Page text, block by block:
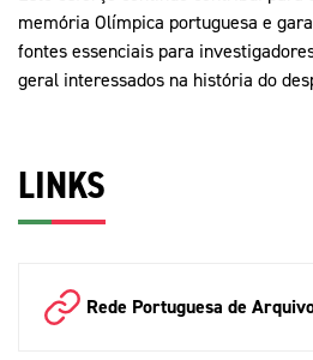
memória Olímpica portuguesa e
fontes essenciais para
geral interessados na história do
LINKS
Rede Portuguesa de